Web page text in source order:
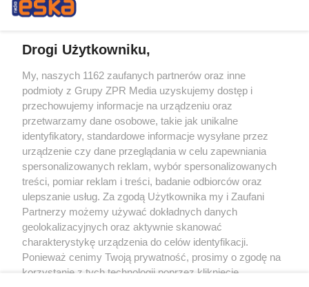
Żaden utwór zamieszczony w serwisie nie może być powielany i
rozpowszechniany lub dalej rozpowszechniany w jakikolwiek sposób (w
tym także elektroniczny lub mechaniczny) na jakimkolwiek polu
eksploatacji w jakiejkolwiek formie, włącznie z umieszczaniem w Internecie
bez pisemnej zgody właściciela praw. Jakiekolwiek użycie lub
wykorzystanie utworów w całości lub w części z naruszeniem prawa, tzn.
bez właściwej zgody, jest zabronione pod groźbą kary i może być ścigane
prawnie.
O nas
Drogi Użytkowniku,
My, naszych 1162 zaufanych partnerów oraz inne
podmioty z Grupy ZPR Media uzyskujemy dostęp i
przechowujemy informacje na urządzeniu oraz
przetwarzamy dane osobowe, takie jak unikalne
identyfikatory, standardowe informacje wysyłane przez
urządzenie czy dane przeglądania w celu zapewniania
spersonalizowanych reklam, wybór spersonalizowanych
treści, pomiar reklam i treści, badanie odbiorców oraz
ulepszanie usług. Za zgodą Użytkownika my i Zaufani
Partnerzy możemy używać dokładnych danych
geolokalizacyjnych oraz aktywnie skanować
charakterystykę urządzenia do celów identyfikacji.
Ponieważ cenimy Twoją prywatność, prosimy o zgodę na
korzystanie z tych technologii poprzez kliknięcie